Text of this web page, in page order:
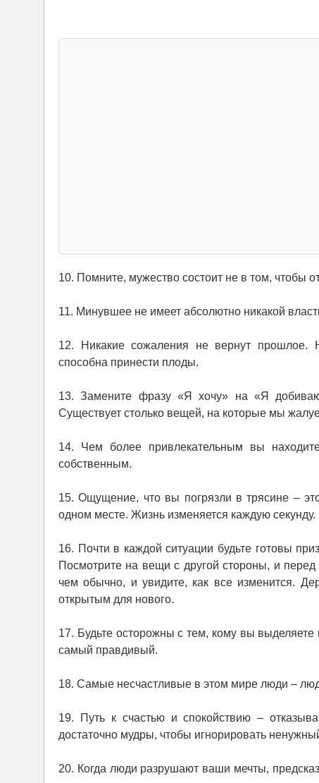
10. Помните, мужество состоит не в том, чтобы
11. Минувшее не имеет абсолютно никакой
12. Никакие сожаления не вернут прошлое.
способна принести плоды.
13. Замените фразу «Я хочу» на «Я
Существует столько вещей, на которые мы
14. Чем более привлекательным вы
собственным.
15. Ощущение, что вы погрязли в трясине –
одном месте. Жизнь изменяется каждую секунду.
16. Почти в каждой ситуации будьте готовы
Посмотрите на вещи с другой стороны, и
чем обычно, и увидите, как все изменится.
открытым для нового.
17. Будьте осторожны с тем, кому вы
самый правдивый.
18. Самые несчастливые в этом мире люди –
19. Путь к счастью и спокойствию –
достаточно мудры, чтобы игнорировать
20. Когда люди разрушают ваши мечты,